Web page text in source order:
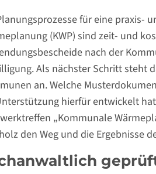
für eine praxis-
(KWP) sind zeit- und
nach der
Als nächster Schritt steht
an. Welche
hierfür entwickelt
„Kommunale
den Weg und die Ergebnisse